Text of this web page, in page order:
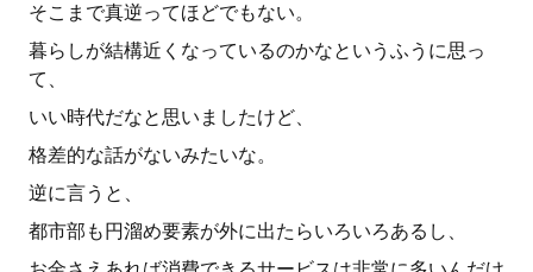
そこまで真逆ってほどでもない。
暮らしが結構近くなっているのかなというふうに思っ
て、
いい時代だなと思いましたけど、
格差的な話がないみたいな。
逆に言うと、
都市部も円溜め要素が外に出たらいろいろあるし、